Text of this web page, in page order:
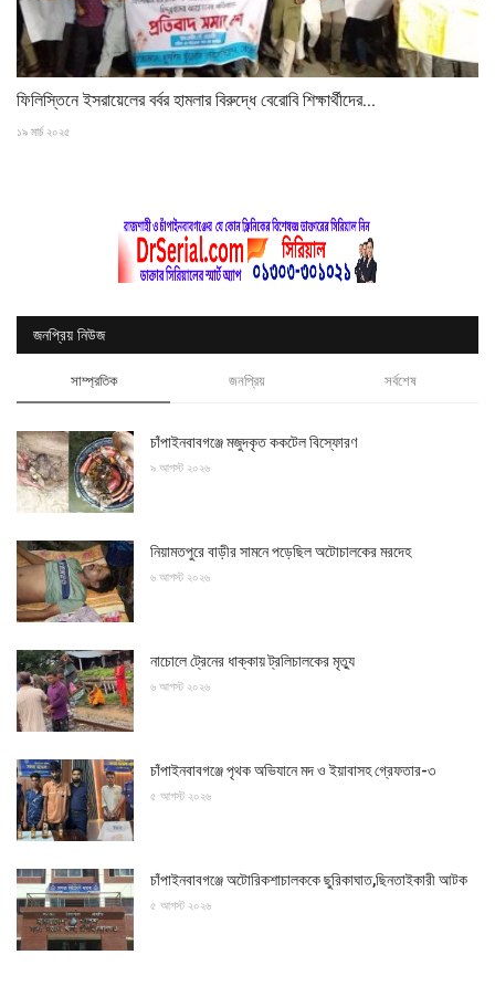
ফিলিস্তিনে ইসরায়েলের বর্বর হামলার বিরুদ্ধে বেরোবি শিক্ষার্থীদের...
১৯ মার্চ ২০২৫
জনপ্রিয় নিউজ
সাম্প্রতিক জনপ্রিয় সর্বশেষ
চাঁপাইনবাবগঞ্জে মজুদকৃত ককটেল বিস্ফোরণ
৯ আগস্ট ২০২৬
নিয়ামতপুরে বাড়ীর সামনে পড়েছিল অটোচালকের মরদেহ
৬ আগস্ট ২০২৬
নাচোলে ট্রেনের ধাক্কায় ট্রলিচালকের মৃত্যু
৬ আগস্ট ২০২৬
চাঁপাইনবাবগঞ্জে পৃথক অভিযানে মদ ও ইয়াবাসহ গ্রেফতার-৩
৫ আগস্ট ২০২৬
চাঁপাইনবাবগঞ্জে অটোরিকশাচালককে ছুরিকাঘাত,ছিনতাইকারী আটক
৫ আগস্ট ২০২৬